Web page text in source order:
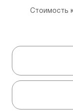
Стоимость